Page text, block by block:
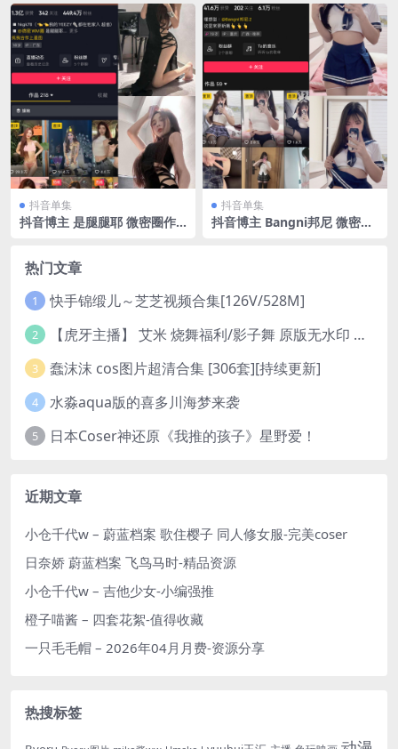
抖音单集
抖音博主 是腿腿耶 微密圈作
抖音单集
抖音博主 Bangni邦尼 微密圈
热门文章
1 快手锦缎儿～芝芝视频合集[126V/528M]
2 【虎牙主播】 艾米 烧舞福利/影子舞 原版无水印 （1v/130m）
3 蠢沫沫 cos图片超清合集 [306套][持续更新]
4 水淼aqua版的喜多川海梦来袭
5 日本Coser神还原《我推的孩子》星野爱！
近期文章
小仓千代w – 蔚蓝档案 歌住樱子 同人修女服-完美coser
日奈娇 蔚蓝档案 飞鸟马时-精品资源
小仓千代w – 吉他少女-小编强推
橙子喵酱 – 四套花絮-值得收藏
一只毛毛帽 – 2026年04月月费-资源分享
热搜标签